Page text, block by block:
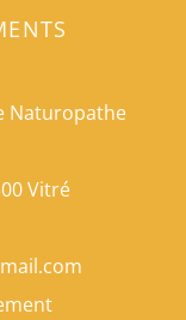
Naturopathe
Vitré